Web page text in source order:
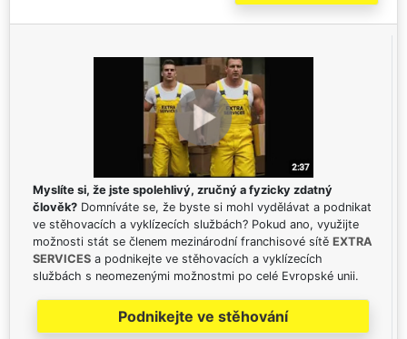
Myslíte si, že jste spolehlivý, zručný a fyzicky zdatný
člověk? Domníváte se, že byste si mohl vydělávat a podnikat
ve stěhovacích a vyklízecích službách? Pokud ano, využijte
možnosti stát se členem mezinárodní franchisové sítě EXTRA
SERVICES a podnikejte ve stěhovacích a vyklízecích
službách s neomezenými možnostmi po celé Evropské unii.
Podnikejte ve stěhování